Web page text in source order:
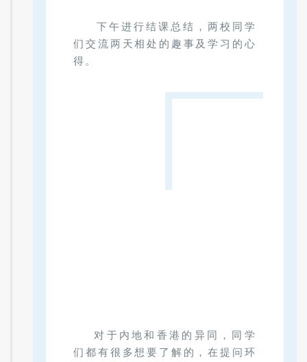
下午进行结课总结，两校同学
们交流两天相处的趣事及学习的心
得。
对于内地和香港的异同，同学
们都有很多想要了解的，在提问环